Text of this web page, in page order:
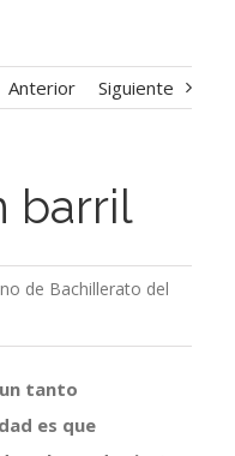
Anterior Siguiente
barril
de Bachillerato del
tanto
es que